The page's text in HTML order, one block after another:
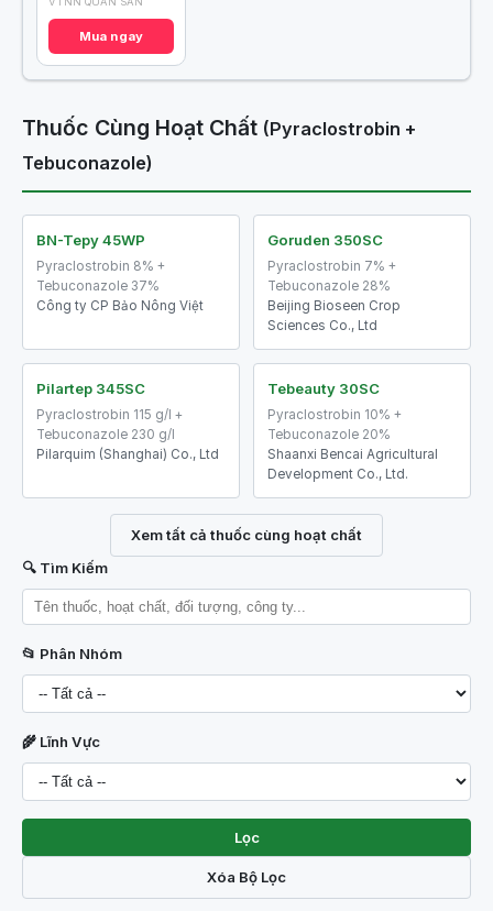
Mua ngay
Thuốc Cùng Hoạt Chất (Pyraclostrobin +
Tebuconazole)
BN-Tepy 45WP
Pyraclostrobin 8% +
Tebuconazole 37%
Công ty CP Bảo Nông Việt
Goruden 350SC
Pyraclostrobin 7% +
Tebuconazole 28%
Beijing Bioseen Crop
Sciences Co., Ltd
Pilartep 345SC
Pyraclostrobin 115 g/l +
Tebuconazole 230 g/l
Pilarquim (Shanghai) Co., Ltd
Tebeauty 30SC
Pyraclostrobin 10% +
Tebuconazole 20%
Shaanxi Bencai Agricultural
Development Co., Ltd.
Xem tất cả thuốc cùng hoạt chất
🔍 Tìm Kiếm
📂 Phân Nhóm
🌾 Lĩnh Vực
Lọc
Xóa Bộ Lọc